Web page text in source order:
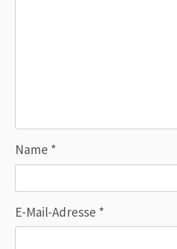
Name *
E-Mail-Adresse *